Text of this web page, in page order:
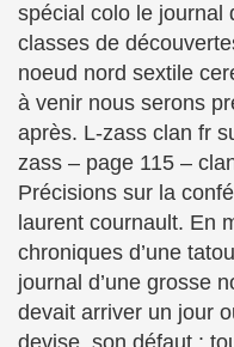
spécial colo le journal
classes de
noeud nord sextile
à venir nous serons
après. L-zass clan fr
zass – page 115 –
Précisions sur la
laurent cournault. En
chroniques d’une
journal d’une grosse
devait arriver un jour
devise, son défaut :